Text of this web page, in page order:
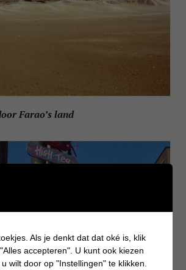
Farao’s land
Als je denkt dat dat oké is, klik
accepteren". U kunt ook kiezen
wilt door op "Instellingen" te klikken.